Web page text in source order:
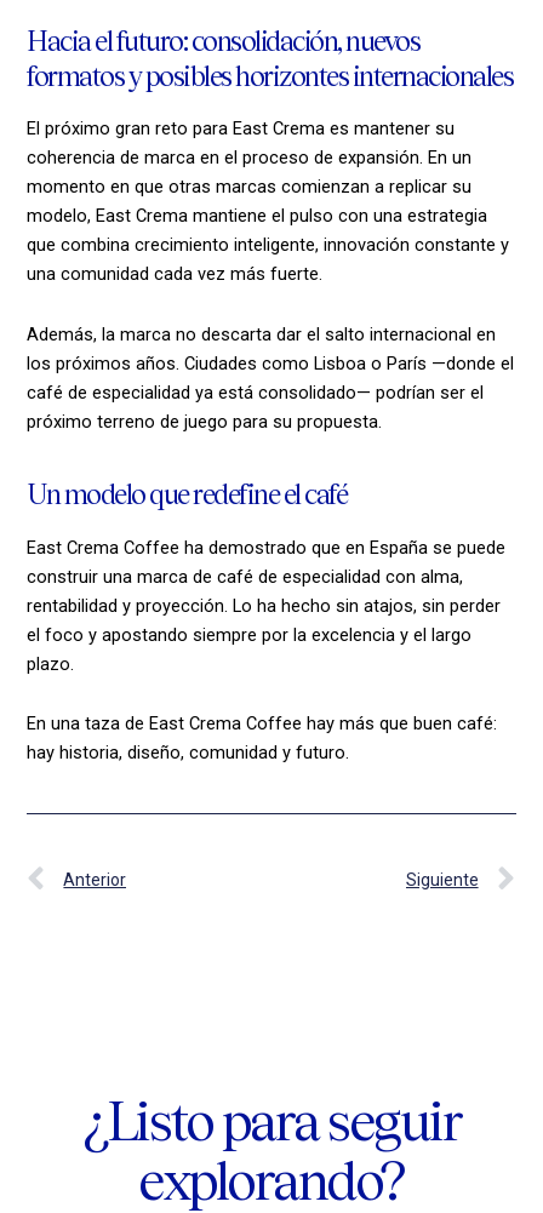
Hacia el futuro: consolidación, nuevos
formatos y posibles horizontes internacionales
El próximo gran reto para East Crema es mantener su
coherencia de marca en el proceso de expansión. En un
momento en que otras marcas comienzan a replicar su
modelo, East Crema mantiene el pulso con una estrategia
que combina crecimiento inteligente, innovación constante y
una comunidad cada vez más fuerte.
Además, la marca no descarta dar el salto internacional en
los próximos años. Ciudades como Lisboa o París —donde el
café de especialidad ya está consolidado— podrían ser el
próximo terreno de juego para su propuesta.
Un modelo que redefine el café
East Crema Coffee ha demostrado que en España se puede
construir una marca de café de especialidad con alma,
rentabilidad y proyección. Lo ha hecho sin atajos, sin perder
el foco y apostando siempre por la excelencia y el largo
plazo.
En una taza de East Crema Coffee hay más que buen café:
hay historia, diseño, comunidad y futuro.
Prev
Anterior Siguiente
¿Listo para seguir
explorando?